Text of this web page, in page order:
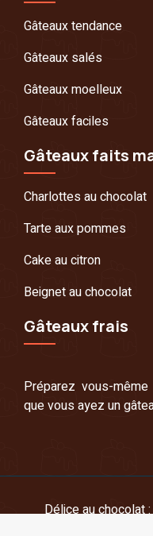
Gâteaux tendance
Gâteaux salés
Gâteaux moelleux
Gâteaux faciles
Gâteaux faits
Charlottes au chocolat
Tarte aux pommes
Cake au citron
Beignet au chocolat
Gâteaux frais
Préparez vous-
que vous ayez un
Délice au chocolat